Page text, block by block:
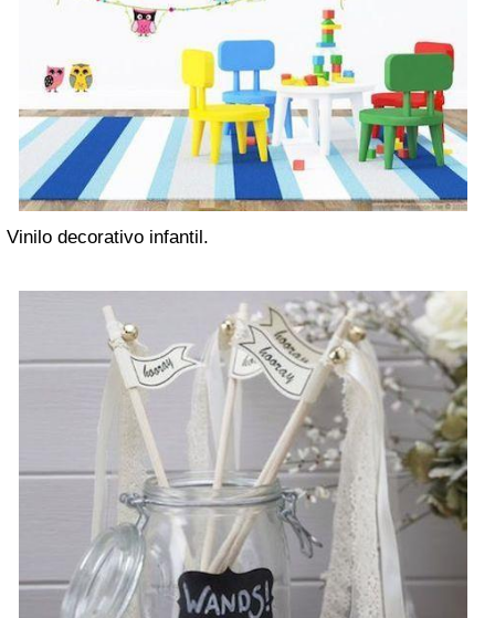
Vinilo decorativo infantil.